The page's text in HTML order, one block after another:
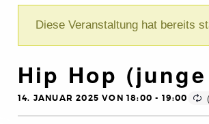
Diese Veranstaltung hat bereits
Hip Hop
14. JANUAR 2025 VON 18:00 - 19:00